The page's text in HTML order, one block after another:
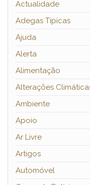
Actualidade
Adegas Típicas
Ajuda
Alerta
Alimentação
Alterações
Ambiente
Apoio
Ar Livre
Artigos
Automóvel